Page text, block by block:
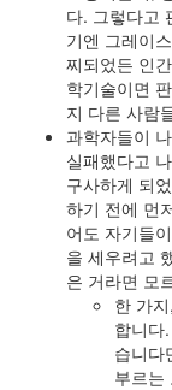
다. 그렇다고
기엔 그레이
찌되었든 인
학기술이면
지 다른 사람
과학자들이
실패했다고
구사하게 되
하기 전에 먼
어도 자기들
을 세우려고
은 거라면 모
한 가
합니다
습니다
부르는